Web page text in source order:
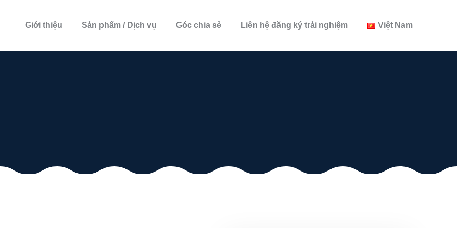
Giới thiệu Sản phẩm / Dịch vụ Góc chia sẻ Liên hệ đăng ký trải nghiệm Việt Nam